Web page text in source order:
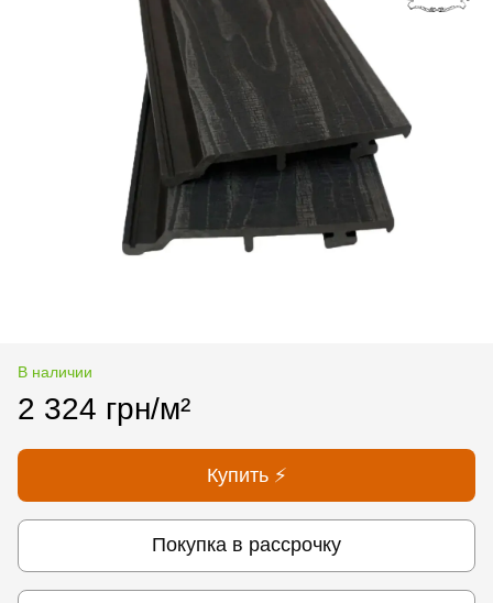
В наличии
2 324 грн/м²
Купить ⚡
Покупка в рассрочку